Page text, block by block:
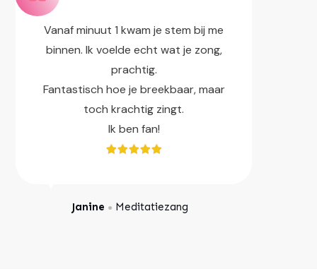
Vanaf minuut 1 kwam je stem bij me
binnen. Ik voelde echt wat je zong,
prachtig.
Fantastisch hoe je breekbaar, maar
toch krachtig zingt.
Ik ben fan!
Janine ● Meditatiezang